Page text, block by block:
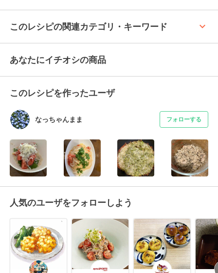
このレシピの関連カテゴリ・キーワード keyboard_arrow_up
あなたにイチオシの商品
このレシピを作ったユーザ
なっちゃんまま フォローする
人気のユーザをフォローしよう